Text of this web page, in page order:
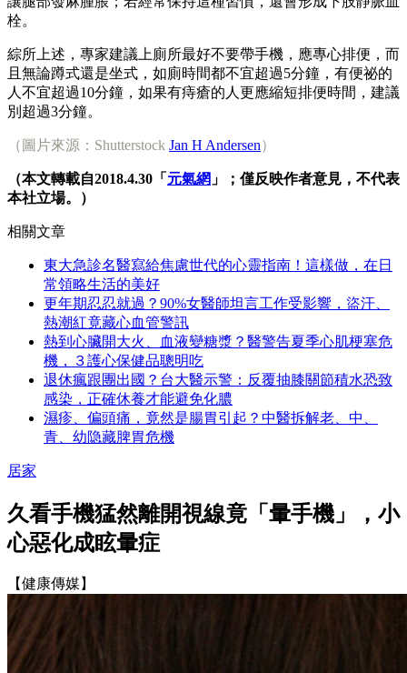
栓。
綜所上述，專家建議上廁所最好不要帶手機，應專心排便，而
且無論蹲式還是坐式，如廁時間都不宜超過5分鐘，有便祕的
人不宜超過10分鐘，如果有痔瘡的人更應縮短排便時間，建議
別超過3分鐘。
（圖片來源：Shutterstock Jan H Andersen）
（本文轉載自2018.4.30「 元氣網 」；僅反映作者意見，不代表
本社立場。）
相關文章
東大急診名醫寫給焦慮世代的心靈指南！這樣做，在日
常領略生活的美好
更年期忍忍就過？90%女醫師坦言工作受影響，盜汗、
熱潮紅竟藏心血管警訊
熱到心臟開大火、血液變糖漿？醫警告夏季心肌梗塞危
機，３護心保健品聰明吃
退休瘋跟團出國？台大醫示警：反覆抽膝關節積水恐致
感染，正確休養才能避免化膿
濕疹、偏頭痛，竟然是腸胃引起？中醫拆解老、中、
青、幼隐藏脾胃危機
居家
久看手機猛然離開視線竟「暈手機」，小
心惡化成眩暈症
【健康傳媒】